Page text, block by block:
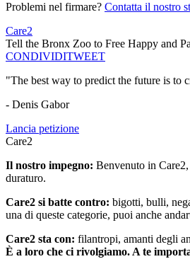
Problemi nel firmare? Contatta il nostro
Care2
Tell the Bronx Zoo to Free Happy and
CONDIVIDITWEET
"The best way to predict the future is to
- Denis Gabor
Lancia petizione
Care2
Il nostro impegno: Benvenuto in
duraturo.
Care2 si batte contro: bigotti, bulli,
una di queste categorie, puoi anche
Care2 sta con: filantropi, amanti degli
È a loro che ci rivolgiamo. A te